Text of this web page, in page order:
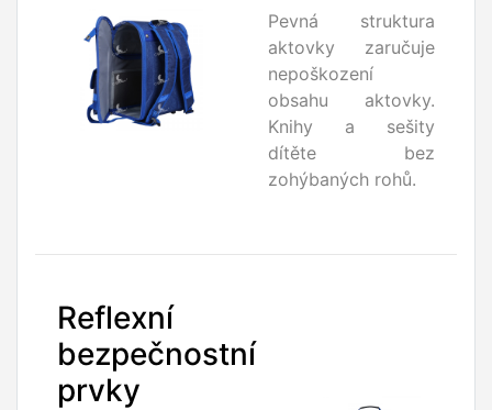
Pevná struktura
aktovky zaručuje
nepoškození
obsahu aktovky.
Knihy a sešity
dítěte bez
zohýbaných rohů.
Reflexní
bezpečnostní
prvky